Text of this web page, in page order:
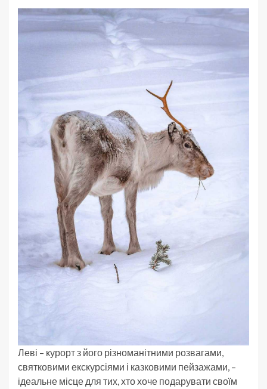
Леві – курорт з його різноманітними розвагами,
святковими екскурсіями і казковими пейзажами, –
ідеальне місце для тих, хто хоче подарувати своїм